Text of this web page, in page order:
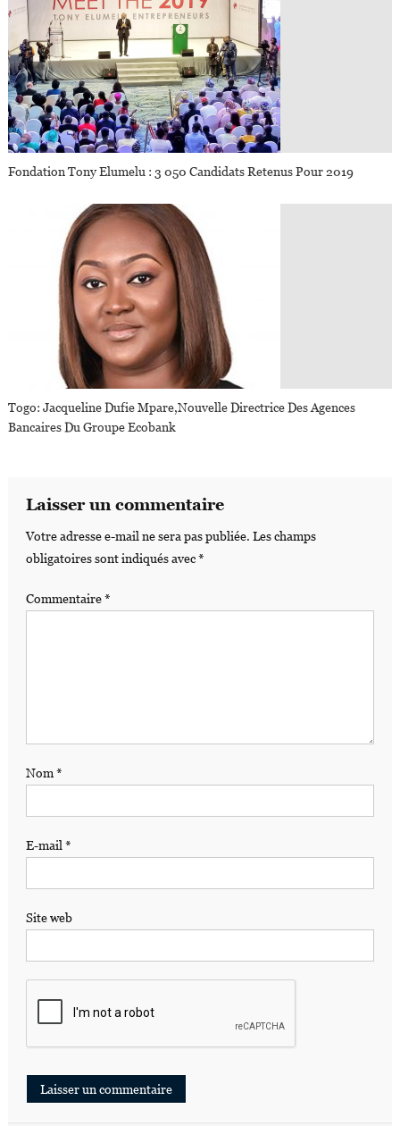
Fondation Tony Elumelu : 3 050 Candidats Retenus Pour 2019
Togo: Jacqueline Dufie Mpare,nouvelle Directrice Des Agences
Bancaires Du Groupe Ecobank
Laisser un commentaire
Votre adresse e-mail ne sera pas publiée. Les champs
obligatoires sont indiqués avec*
Commentaire*
Nom*
E-mail *
Site web